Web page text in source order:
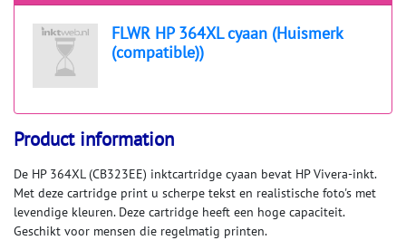
FLWR HP 364XL cyaan (Huismerk
(compatible))
Product information
De HP 364XL (CB323EE) inktcartridge cyaan bevat HP Vivera-inkt.
Met deze cartridge print u scherpe tekst en realistische foto's met
levendige kleuren. Deze cartridge heeft een hoge capaciteit.
Geschikt voor mensen die regelmatig printen.